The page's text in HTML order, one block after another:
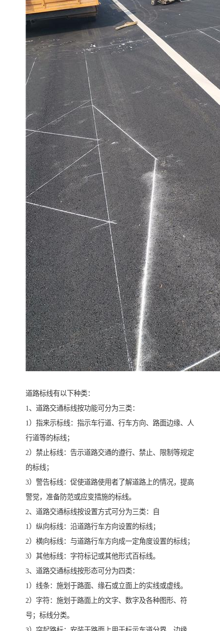
道路标线有以下种类：
1、道路交通标线按功能可分为三类：
1）指来示标线：指示车行道、行车方向、路面边缘、人
行道等的标线；
2）禁止标线：告示道路交通的遵行、禁止、限制等规定
的标线；
3）警告标线：促使道路使用者了解道路上的情况，提高
警觉，准备防范或应变措施的标线。
2、道路交通标线按设置方式可分为三类：自
1）纵向标线：沿道路行车方向设置的标线；
2）横向标线：与道路行车方向成一定角度设置的标线；
3）其他标线：字符标记或其他形式百标线。
3、道路交通标线按形态可分为四类：
1）线条：施划于路面、缘石或立面上的实线或虚线。
2）字符：施划于路面上的文字、数字及各种图形、符
号；标线分类。